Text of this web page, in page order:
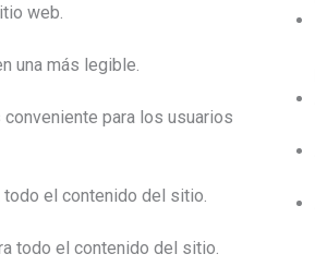
web.
una más legible.
para los usuarios
el contenido del sitio.
todo el contenido del sitio.